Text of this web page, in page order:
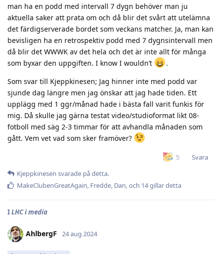
man ha en podd med intervall 7 dygn behöver man ju
aktuella saker att prata om och då blir det svårt att utelämna
det färdigserverade bordet som veckans matcher. Ja, man kan
bevisligen ha en retrospektiv podd med 7 dygnsintervall men
då blir det WWWK av det hela och det är inte allt för många
som byxar den uppgiften. I know I wouldn’t
.
Som svar till Kjeppkinesen; Jag hinner inte med podd var
sjunde dag längre men jag önskar att jag hade tiden. Ett
upplägg med 1 ggr/månad hade i bästa fall varit funkis för
mig. Då skulle jag gärna testat video/studioformat likt 08-
fotboll med säg 2-3 timmar för att avhandla månaden som
gått. Vem vet vad som sker framöver?
5
Svara
Kjeppkinesen svarade på detta.
MakeClubenGreatAgain, Fredde, Dan, och 14gillar detta
ILHC i media
AhlbergF 24 aug 2024